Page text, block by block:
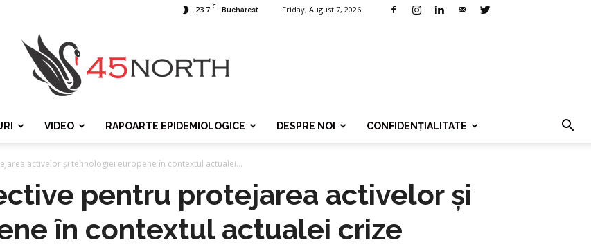
23.7 C Bucharest Friday, August 7, 2026
VIDEO RAPOARTE EPIDEMIOLOGICE DESPRE NOI CONFIDENȚIALITATE
activelor și tehnologiei europene în contextul actualei...
pentru protejarea activelor și
în contextul actualei crize